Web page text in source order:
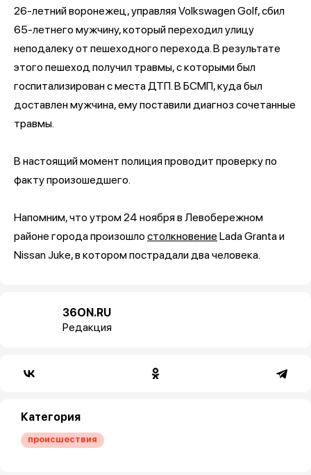
26-летний воронежец, управляя Volkswagen Golf, сбил
65-летнего мужчину, который переходил улицу
неподалеку от пешеходного перехода. В результате
этого пешеход получил травмы, с которыми был
госпитализирован с места ДТП. В БСМП, куда был
доставлен мужчина, ему поставили диагноз сочетанные
травмы.
В настоящий момент полиция проводит проверку по
факту произошедшего.
Напомним, что утром 24 ноября в Левобережном
районе города произошло столкновение Lada Granta и
Nissan Juke, в котором пострадали два человека.
36ON.RU
Редакция
Категория
происшествия